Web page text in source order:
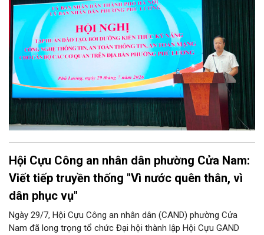
thể đội ngũ cán bộ, công chức, viên chức và người lao động
đang trực tiếp công tác tại các cơ quan, đơn vị, phòng ban
chuyên môn trên địa bàn phường.
Hội Cựu Công an nhân dân phường Cửa Nam:
Viết tiếp truyền thống "Vì nước quên thân, vì
dân phục vụ"
Ngày 29/7, Hội Cựu Công an nhân dân (CAND) phường Cửa
Nam đã long trọng tổ chức Đại hội thành lập Hội Cựu GAND